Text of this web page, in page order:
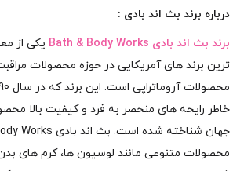
درباره برند بث اند بادی :
برند بث اند بادی Bath & Body Works
یکی از
ترین برند های آمریکایی در حوزه محصولات
خاطر رایحه‌ های منحصر به‌ فرد و کیفیت بالا
محصولات متنوعی مانند لوسیون‌ ها، کرم‌ های